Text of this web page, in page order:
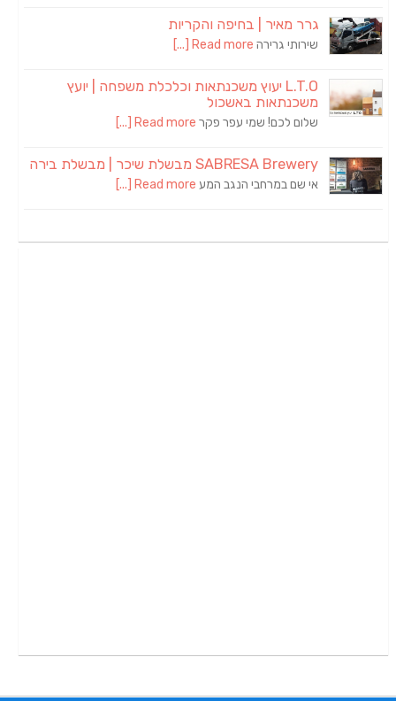
גרר מאיר | בחיפה והקריות
שירותי גרירה Read more [...]
L.T.O יעוץ משכנתאות וכלכלת משפחה | יועץ
משכנתאות באשכול
שלום לכם! שמי עפר פקר Read more [...]
SABRESA Brewery מבשלת שיכר | מבשלת בירה
אי שם במרחבי הנגב המע Read more [...]